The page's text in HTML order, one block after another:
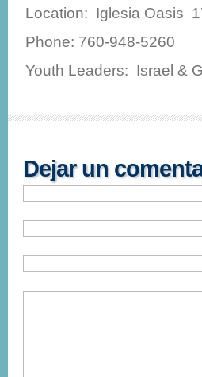
Location: Iglesia Oasis
Phone: 760-948-5260
Youth Leaders: Israel &
Dejar un